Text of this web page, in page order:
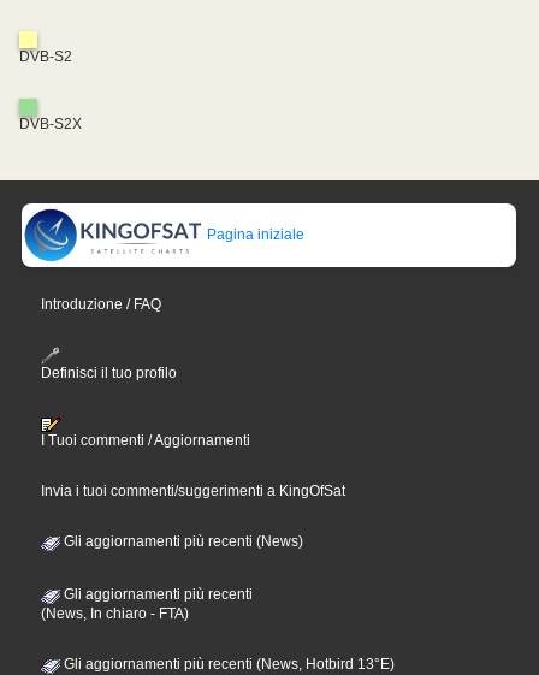
DVB-S2
DVB-S2X
Pagina iniziale
Introduzione / FAQ
Definisci il tuo profilo
I Tuoi commenti / Aggiornamenti
Invia i tuoi commenti/suggerimenti a KingOfSat
Gli aggiornamenti più recenti (News)
Gli aggiornamenti più recenti
(News, In chiaro - FTA)
Gli aggiornamenti più recenti (News, Hotbird 13°E)